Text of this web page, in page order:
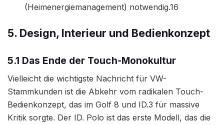
(Heimenergiemanagement) notwendig.16
5. Design, Interieur und Bedienkonzept
5.1 Das Ende der Touch-Monokultur
Vielleicht die wichtigste Nachricht für VW-
Stammkunden ist die Abkehr vom radikalen Touch-
Bedienkonzept, das im Golf 8 und ID.3 für massive
Kritik sorgte. Der ID. Polo ist das erste Modell, das die